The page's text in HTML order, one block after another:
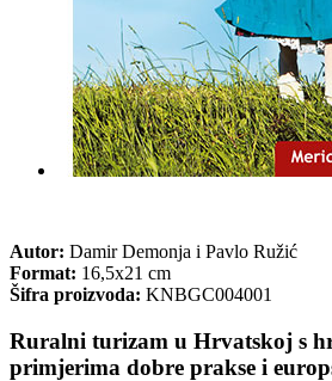
Autor: Damir Demonja i Pavlo Ružić
Format: 16,5x21 cm
Šifra proizvoda: KNBGC004001
Ruralni turizam u Hrvatskoj s
primjerima dobre prakse i